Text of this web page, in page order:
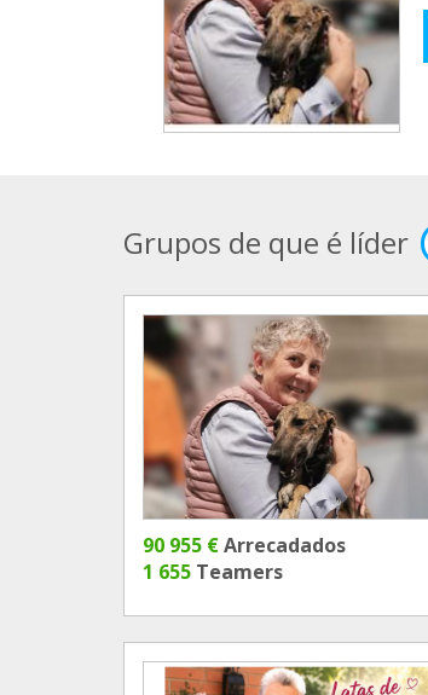
Grupos de que é líder
90 955 €Arrecadados
1 655 Teamers